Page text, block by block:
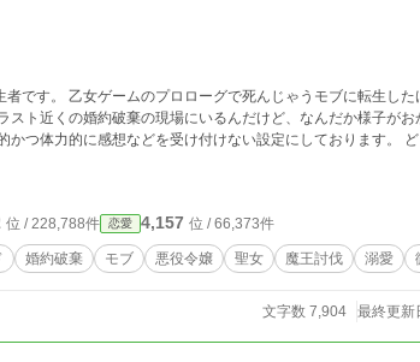
跡的に助かったおかげで
位 / 228,788件 恋愛 4,157 位 / 66,373件
婚約破棄 モブ 悪役令嬢 聖女 魔王討伐 溺愛
文字数 7,904 最終更新